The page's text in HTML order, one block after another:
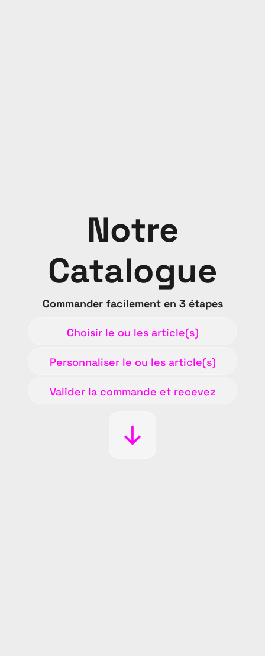
Notre
Catalogue
Commander facilement en 3 étapes
Choisir le ou les article(s)
Personnaliser le ou les article(s)
Valider la commande et recevez